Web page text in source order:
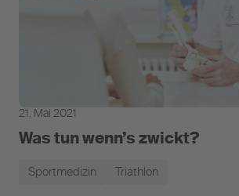
21. Mai 2021
Was tun wenn’s zwickt?
Sportmedizin Triathlon